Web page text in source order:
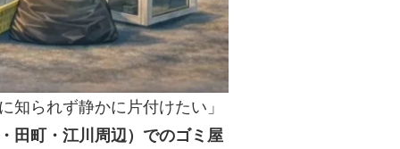
られず静かに片付けたい」
田町・江川周辺）でのゴミ屋